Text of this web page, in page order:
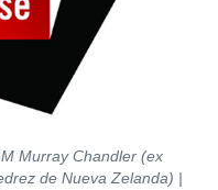
Murray Chandler (ex
de Nueva Zelanda) |